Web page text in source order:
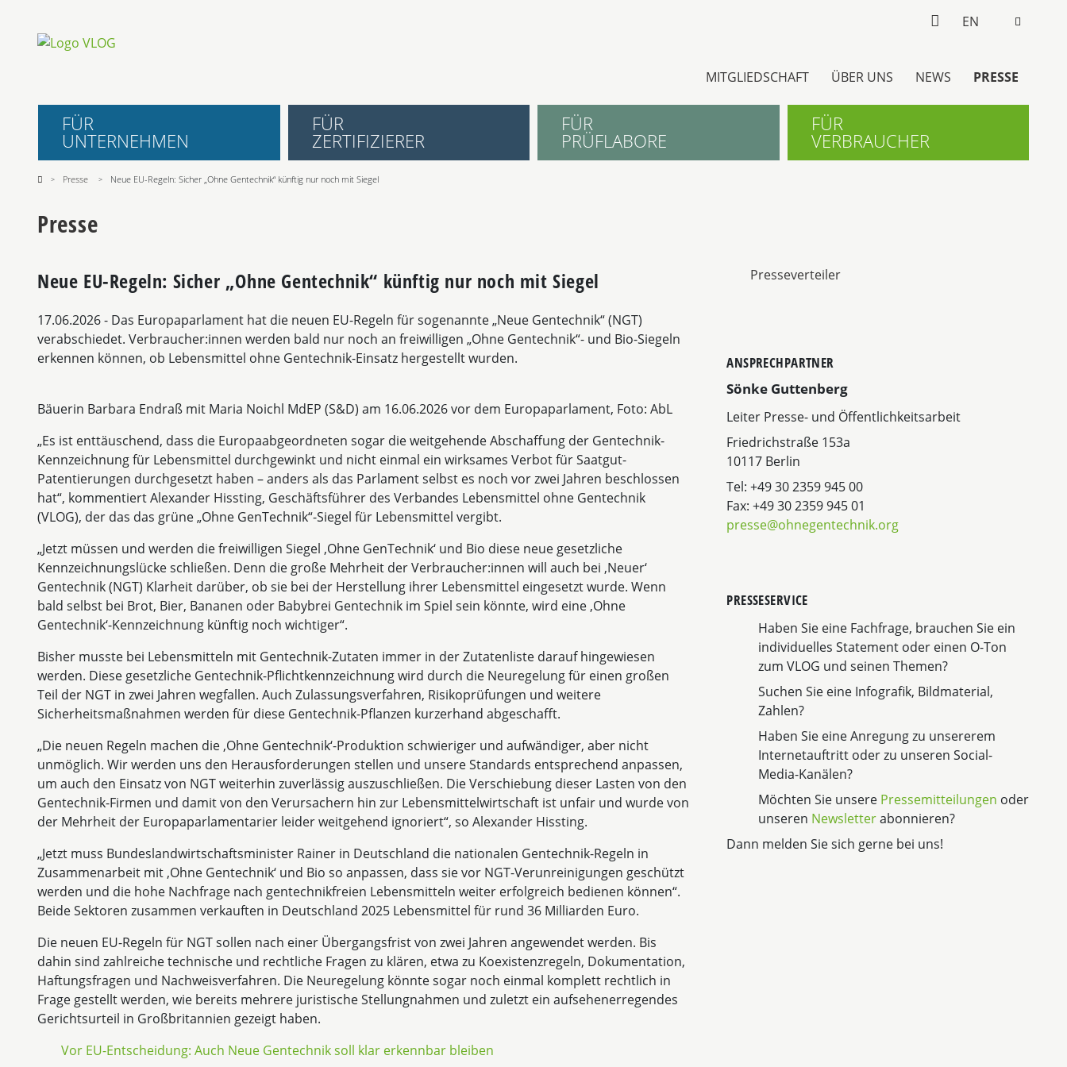
EN
MITGLIEDSCHAFT ÜBER UNS NEWS PRESSE
FÜR
UNTERNEHMEN
FÜR
ZERTIFIZIERER
FÜR
PRÜFLABORE
FÜR
VERBRAUCHER
Presse Neue EU-Regeln: Sicher „Ohne Gentechnik“ künftig nur noch mit Siegel
Presse
Neue EU-Regeln: Sicher „Ohne Gentechnik“ künftig nur noch mit Siegel
17.06.2026- Das Europaparlament hat die neuen EU-Regeln für sogenannte „Neue Gentechnik“ (NGT)
verabschiedet. Verbraucher:innen werden bald nur noch an freiwilligen „Ohne Gentechnik“- und Bio-Siegeln
erkennen können, ob Lebensmittel ohne Gentechnik-Einsatz hergestellt wurden.
Bäuerin Barbara Endraß mit Maria Noichl MdEP (S&D) am 16.06.2026 vor dem Europaparlament, Foto: AbL
„Es ist enttäuschend, dass die Europaabgeordneten sogar die weitgehende Abschaffung der Gentechnik-
Kennzeichnung für Lebensmittel durchgewinkt und nicht einmal ein wirksames Verbot für Saatgut-
Patentierungen durchgesetzt haben – anders als das Parlament selbst es noch vor zwei Jahren beschlossen
hat“, kommentiert Alexander Hissting, Geschäftsführer des Verbandes Lebensmittel ohne Gentechnik
(VLOG), der das das grüne „Ohne GenTechnik“-Siegel für Lebensmittel vergibt.
„Jetzt müssen und werden die freiwilligen Siegel ,Ohne GenTechnik‘ und Bio diese neue gesetzliche
Kennzeichnungslücke schließen. Denn die große Mehrheit der Verbraucher:innen will auch bei ,Neuer‘
Gentechnik (NGT) Klarheit darüber, ob sie bei der Herstellung ihrer Lebensmittel eingesetzt wurde. Wenn
bald selbst bei Brot, Bier, Bananen oder Babybrei Gentechnik im Spiel sein könnte, wird eine ‚Ohne
Gentechnik‘-Kennzeichnung künftig noch wichtiger“.
Bisher musste bei Lebensmitteln mit Gentechnik-Zutaten immer in der Zutatenliste darauf hingewiesen
werden. Diese gesetzliche Gentechnik-Pflichtkennzeichnung wird durch die Neuregelung für einen großen
Teil der NGT in zwei Jahren wegfallen. Auch Zulassungsverfahren, Risikoprüfungen und weitere
Sicherheitsmaßnahmen werden für diese Gentechnik-Pflanzen kurzerhand abgeschafft.
„Die neuen Regeln machen die ‚Ohne Gentechnik‘-Produktion schwieriger und aufwändiger, aber nicht
unmöglich. Wir werden uns den Herausforderungen stellen und unsere Standards entsprechend anpassen,
um auch den Einsatz von NGT weiterhin zuverlässig auszuschließen. Die Verschiebung dieser Lasten von den
Gentechnik-Firmen und damit von den Verursachern hin zur Lebensmittelwirtschaft ist unfair und wurde von
der Mehrheit der Europaparlamentarier leider weitgehend ignoriert“, so Alexander Hissting.
„Jetzt muss Bundeslandwirtschaftsminister Rainer in Deutschland die nationalen Gentechnik-Regeln in
Zusammenarbeit mit ,Ohne Gentechnik‘ und Bio so anpassen, dass sie vor NGT-Verunreinigungen geschützt
werden und die hohe Nachfrage nach gentechnikfreien Lebensmitteln weiter erfolgreich bedienen können“.
Beide Sektoren zusammen verkauften in Deutschland 2025 Lebensmittel für rund 36 Milliarden Euro.
Die neuen EU-Regeln für NGT sollen nach einer Übergangsfrist von zwei Jahren angewendet werden. Bis
dahin sind zahlreiche technische und rechtliche Fragen zu klären, etwa zu Koexistenzregeln, Dokumentation,
Haftungsfragen und Nachweisverfahren. Die Neuregelung könnte sogar noch einmal komplett rechtlich in
Frage gestellt werden, wie bereits mehrere juristische Stellungnahmen und zuletzt ein aufsehenerregendes
Gerichtsurteil in Großbritannien gezeigt haben.
Vor EU-Entscheidung: Auch Neue Gentechnik soll klar erkennbar bleiben
Presseverteiler
ANSPRECHPARTNER
Sönke Guttenberg
Leiter Presse- und Öffentlichkeitsarbeit
Friedrichstraße 153a
10117 Berlin
Tel: +49 30 2359 945 00
Fax: +49 30 2359 945 01
presse@ohnegentechnik.org
PRESSESERVICE
Haben Sie eine Fachfrage, brauchen Sie ein
individuelles Statement oder einen O-Ton
zum VLOG und seinen Themen?
Suchen Sie eine Infografik, Bildmaterial,
Zahlen?
Haben Sie eine Anregung zu unsererem
Internetauftritt oder zu unseren Social-
Media-Kanälen?
Möchten Sie unsere Pressemitteilungen oder
unseren Newsletterabonnieren?
Dann melden Sie sich gerne bei uns!